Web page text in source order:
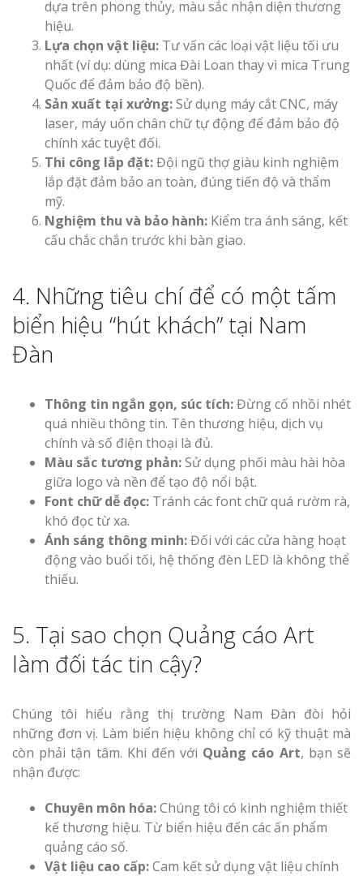
dựa trên phong thủy, màu sắc nhận diện thương
hiệu.
Lựa chọn vật liệu: Tư vấn các loại vật liệu tối ưu
nhất (ví dụ: dùng mica Đài Loan thay vì mica Trung
Quốc để đảm bảo độ bền).
Sản xuất tại xưởng:Sử dụng máy cắt CNC, máy
laser, máy uốn chân chữ tự động để đảm bảo độ
chính xác tuyệt đối.
Thi công lắp đặt:Đội ngũ thợ giàu kinh nghiệm
lắp đặt đảm bảo an toàn, đúng tiến độ và thẩm
mỹ.
Nghiệm thu và bảo hành: Kiểm tra ánh sáng, kết
cấu chắc chắn trước khi bàn giao.
4. Những tiêu chí để có một tấm
biển hiệu “hút khách” tại Nam
Đàn
Thông tin ngắn gọn, súc tích:Đừng cố nhồi nhét
quá nhiều thông tin. Tên thương hiệu, dịch vụ
chính và số điện thoại là đủ.
Màu sắc tương phản:Sử dụng phối màu hài hòa
giữa logo và nền để tạo độ nổi bật.
Font chữ dễ đọc: Tránh các font chữ quá rườm rà,
khó đọc từ xa.
Ánh sáng thông minh:Đối với các cửa hàng hoạt
động vào buổi tối, hệ thống đèn LED là không thể
thiếu.
5. Tại sao chọn Quảng cáo Art
làm đối tác tin cậy?
Chúng tôi hiểu rằng thị trường Nam Đàn đòi hỏi
những đơn vị. Làm biển hiệu không chỉ có kỹ thuật mà
còn phải tận tâm. Khi đến với Quảng cáo Art, bạn sẽ
nhận được:
Chuyên môn hóa:Chúng tôi có kinh nghiệm thiết
kế thương hiệu. Từ biển hiệu đến các ấn phẩm
quảng cáo số.
Vật liệu cao cấp:Cam kết sử dụng vật liệu chính